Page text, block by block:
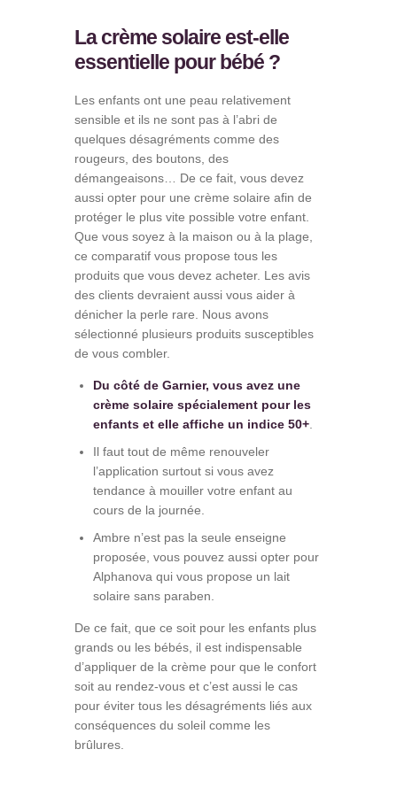
La crème solaire est-elle
essentielle pour bébé ?
Les enfants ont une peau relativement
sensible et ils ne sont pas à l’abri de
quelques désagréments comme des
rougeurs, des boutons, des
démangeaisons… De ce fait, vous devez
aussi opter pour une crème solaire afin de
protéger le plus vite possible votre enfant.
Que vous soyez à la maison ou à la plage,
ce comparatif vous propose tous les
produits que vous devez acheter. Les avis
des clients devraient aussi vous aider à
dénicher la perle rare. Nous avons
sélectionné plusieurs produits susceptibles
de vous combler.
Du côté de Garnier, vous avez une
crème solaire spécialement pour les
enfants et elle affiche un indice 50+
Il faut tout de même renouveler
l’application surtout si vous avez
tendance à mouiller votre enfant au
cours de la journée.
Ambre n’est pas la seule enseigne
proposée, vous pouvez aussi opter pour
Alphanova qui vous propose un lait
solaire sans paraben.
De ce fait, que ce soit pour les enfants plus
grands ou les bébés, il est indispensable
d’appliquer de la crème pour que le confort
soit au rendez-vous et c’est aussi le cas
pour éviter tous les désagréments liés aux
conséquences du soleil comme les
brûlures.